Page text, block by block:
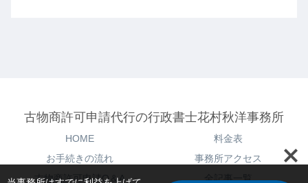
古物商許可申請代行の行政書士花村秋洋事務所
HOME
料金表
お手続きの流れ
事務所アクセス
古物商許可申請Q＆A
全記事一覧